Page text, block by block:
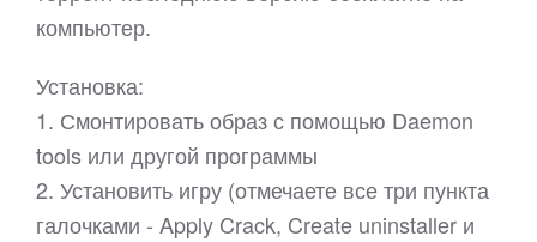
компьютер.
Установка:
1. Смонтировать образ с помощью Daemon
tools или другой программы
2. Установить игру (отмечаете все три пункта
галочками - Apply Crack, Create uninstaller и